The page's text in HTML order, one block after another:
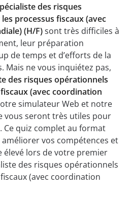
des risques
processus fiscaux (avec
(H/F)sont très difficiles à
leur préparation
de temps et d’efforts de la
Mais ne vous inquiétez pas,
des risques opérationnels
(avec coordination
simulateur Web et notre
vous seront très utiles pour
quiz complet au format
améliorer vos compétences et
élevé lors de votre premier
des risques opérationnels
(avec coordination